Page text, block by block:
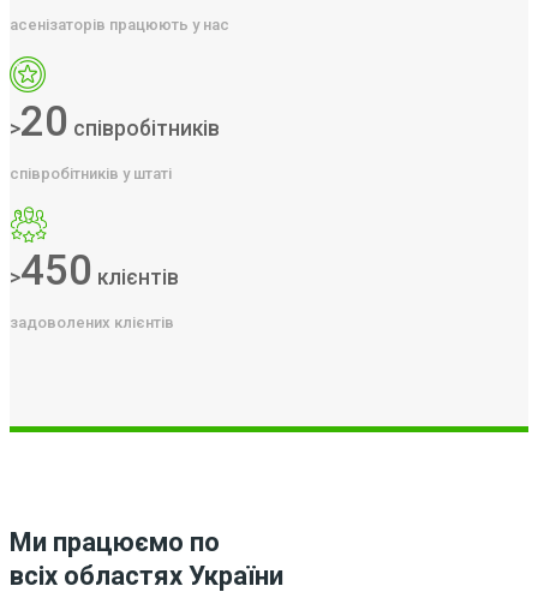
асенізаторів працюють у нас
>20 співробітників
співробітників у штаті
>450 клієнтів
задоволених клієнтів
Ми працюємо по
всіх областях України